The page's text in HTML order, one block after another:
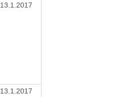
13.1.2017
13.1.2017